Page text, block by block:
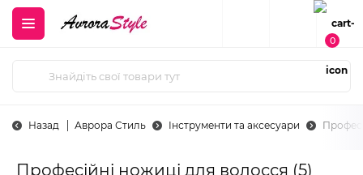
0
Назад Аврора Стиль Інструменти та аксесуари
Професійні ножиці для волосся (5)